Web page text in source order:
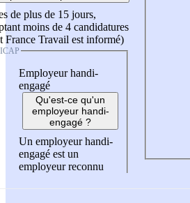
de plus de 15 jours,
moins de 4 candidatures
France Travail est informé)
Employeur handi-
engagé
Qu'est-ce qu'un
employeur handi-
engagé ?
Un employeur handi-
engagé est un
employeur reconnu